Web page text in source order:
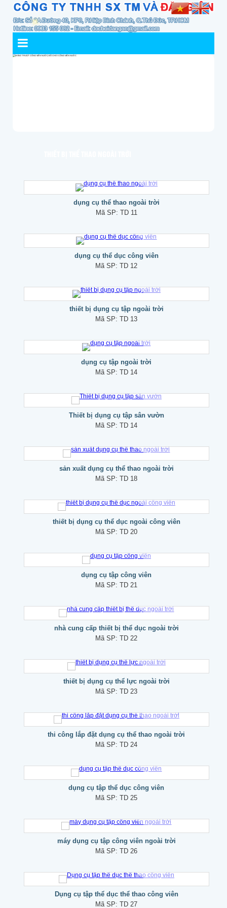
dụng cụ thể thao ngoài trời
Mã SP: TD 11
dụng cụ thể dục công viên
Mã SP:TD 12
thiết bị dụng cụ tập ngoài trời
Mã SP:TD 13
dụng cụ tập ngoài trời
Mã SP:TD 14
Thiết bị dụng cụ tập sân vườn
Mã SP:TD 14
sản xuất dụng cụ thể thao ngoài trời
Mã SP:TD 18
thiết bị dụng cụ thể dục ngoài công viên
Mã SP:TD 20
dụng cụ tập công viên
Mã SP:TD 21
nhà cung cấp thiết bị thể dục ngoài trời
Mã SP:TD 22
thiết bị dụng cụ thể lực ngoài trời
Mã SP:TD 23
thi công lắp đặt dụng cụ thể thao ngoài trời
Mã SP:TD 24
dụng cụ tập thể dục công viên
Mã SP:TD 25
máy dụng cụ tập công viên ngoài trời
Mã SP:TD 26
Dụng cụ tập thể dục thể thao công viên
Mã SP:TD 27